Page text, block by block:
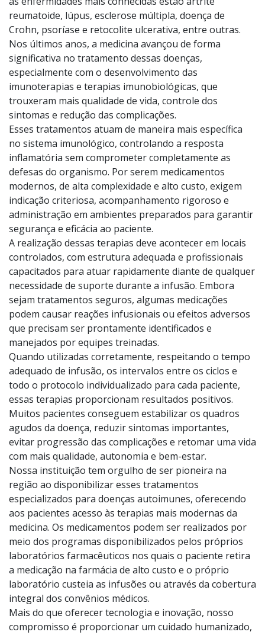
As doenças autoimunes afetam milhões de pessoas e
acontecem quando o próprio sistema imunológico
passa a atacar tecidos saudáveis do organismo. Entre
as enfermidades mais conhecidas estão artrite
reumatoide, lúpus, esclerose múltipla, doença de
Crohn, psoríase e retocolite ulcerativa, entre outras.
Nos últimos anos, a medicina avançou de forma
significativa no tratamento dessas doenças,
especialmente com o desenvolvimento das
imunoterapias e terapias imunobiológicas, que
trouxeram mais qualidade de vida, controle dos
sintomas e redução das complicações.
Esses tratamentos atuam de maneira mais específica
no sistema imunológico, controlando a resposta
inflamatória sem comprometer completamente as
defesas do organismo. Por serem medicamentos
modernos, de alta complexidade e alto custo, exigem
indicação criteriosa, acompanhamento rigoroso e
administração em ambientes preparados para garantir
segurança e eficácia ao paciente.
A realização dessas terapias deve acontecer em locais
controlados, com estrutura adequada e profissionais
capacitados para atuar rapidamente diante de qualquer
necessidade de suporte durante a infusão. Embora
sejam tratamentos seguros, algumas medicações
podem causar reações infusionais ou efeitos adversos
que precisam ser prontamente identificados e
manejados por equipes treinadas.
Quando utilizadas corretamente, respeitando o tempo
adequado de infusão, os intervalos entre os ciclos e
todo o protocolo individualizado para cada paciente,
essas terapias proporcionam resultados positivos.
Muitos pacientes conseguem estabilizar os quadros
agudos da doença, reduzir sintomas importantes,
evitar progressão das complicações e retomar uma vida
com mais qualidade, autonomia e bem-estar.
Nossa instituição tem orgulho de ser pioneira na
região ao disponibilizar esses tratamentos
especializados para doenças autoimunes, oferecendo
aos pacientes acesso às terapias mais modernas da
medicina. Os medicamentos podem ser realizados por
meio dos programas disponibilizados pelos próprios
laboratórios farmacêuticos nos quais o paciente retira
a medicação na farmácia de alto custo e o próprio